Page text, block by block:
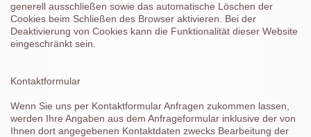
generell ausschließen sowie das automatische Löschen der
Cookies beim Schließen des Browser aktivieren. Bei der
Deaktivierung von Cookies kann die Funktionalität dieser Website
eingeschränkt sein.
Kontaktformular
Wenn Sie uns per Kontaktformular Anfragen zukommen lassen,
werden Ihre Angaben aus dem Anfrageformular inklusive der von
Ihnen dort angegebenen Kontaktdaten zwecks Bearbeitung der